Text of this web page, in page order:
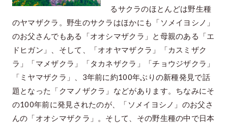
るサクラのほとんどは野生種
のヤマザクラ。野生のサクラはほかにも「ソメイヨシノ」
のお父さんでもある「オオシマザクラ」と母親のある「エ
ドヒガン」、そして、「オオヤマザクラ」「カスミザク
ラ」「マメザクラ」「タカネザクラ」「チョウジザクラ」
「ミヤマザクラ」、3年前に約100年ぶりの新種発見で話
題となった「クマノザクラ」などがあります。ちなみにそ
の100年前に発見されたのが、「ソメイヨシノ」のお父さ
んの「オオシマザクラ」。そして、その野生種の中で日本